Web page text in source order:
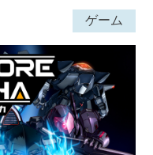
ゲーム